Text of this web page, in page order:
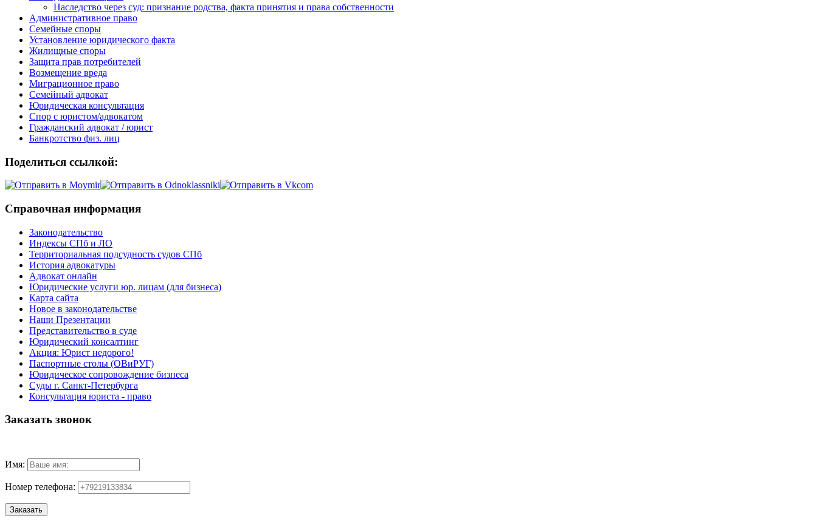
Наследство через суд: признание родства, факта принятия и права собственности
Административное право
Семейные споры
Установление юридического факта
Жилищные споры
Защита прав потребителей
Возмещение вреда
Миграционное право
Семейный адвокат
Юридическая консультация
Спор с юристом/адвокатом
Гражданский адвокат / юрист
Банкротство физ. лиц
Поделиться ссылкой:
Справочная информация
Законодательство
Индексы СПб и ЛО
Территориальная подсудность судов СПб
История адвокатуры
Адвокат онлайн
Юридические услуги юр. лицам (для бизнеса)
Карта сайта
Новое в законодательстве
Наши Презентации
Представительство в суде
Юридический консалтинг
Акция: Юрист недорого!
Паспортные столы (ОВиРУГ)
Юридическое сопровождение бизнеса
Суды г. Санкт-Петербурга
Консультация юриста - право
Заказать звонок
Имя:
Номер телефона: